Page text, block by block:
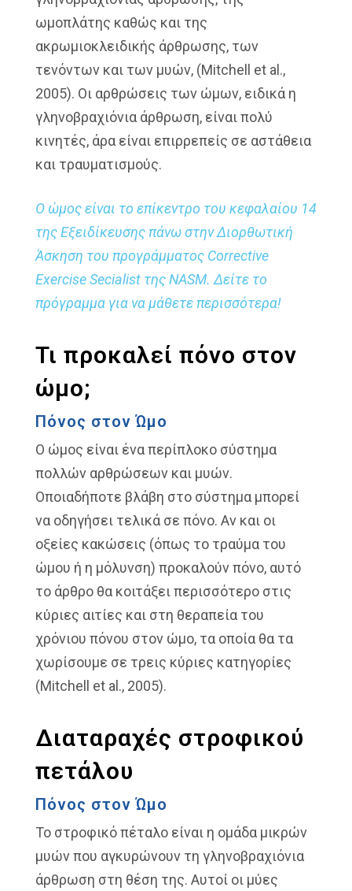
ωμοπλάτης καθώς και της
ακρωμιοκλειδικής άρθρωσης, των
τενόντων και των μυών, (Mitchell et al.,
2005). Οι αρθρώσεις των ώμων, ειδικά η
γληνοβραχιόνια άρθρωση, είναι πολύ
κινητές, άρα είναι επιρρεπείς σε αστάθεια
και τραυματισμούς.
Ο ώμος είναι το επίκεντρο του κεφαλαίου 14
της Εξειδίκευσης πάνω στην Διορθωτική
Άσκηση του προγράμματος Corrective
Exercise Secialist τηςNASM. Δείτε το
πρόγραμμα για να μάθετε περισσότερα!
Τι προκαλεί πόνο στον
ώμο;
Πόνος στον Ώμο
Ο ώμος είναι ένα περίπλοκο σύστημα
πολλών αρθρώσεων και μυών.
Οποιαδήποτε βλάβη στο σύστημα μπορεί
να οδηγήσει τελικά σε πόνο. Αν και οι
οξείες κακώσεις (όπως το τραύμα του
ώμου ή η μόλυνση) προκαλούν πόνο, αυτό
το άρθρο θα κοιτάξει περισσότερο στις
κύριες αιτίες και στη θεραπεία του
χρόνιου πόνου στον ώμο, τα οποία θα τα
χωρίσουμε σε τρεις κύριες κατηγορίες
(Mitchell et al., 2005).
Διαταραχές στροφικού
πετάλου
Πόνος στον Ώμο
Το στροφικό πέταλο είναι η ομάδα μικρών
μυών που αγκυρώνουν τη γληνοβραχιόνια
άρθρωση στη θέση της. Αυτοί οι μύες